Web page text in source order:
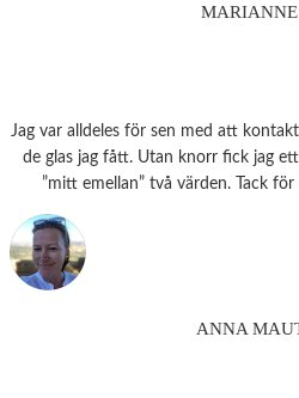
MARIANNE
Jag var alldeles för sen med att
de glas jag fått. Utan knorr fick jag
”mitt emellan” två värden. Tack
ANNA